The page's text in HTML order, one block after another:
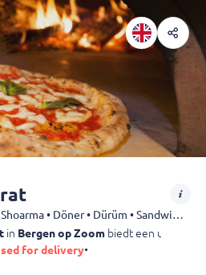
Kapsalon • Pizza • Kebab • Shoarma • Döner • Dürüm • Sandwiches
in Bergen op Zoom biedt een
for delivery•